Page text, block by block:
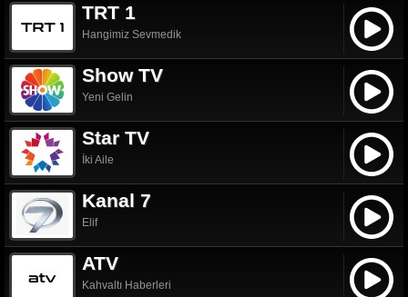
TRT 1
Hangimiz Sevmedik
Show TV
Yeni Gelin
Star TV
İki Aile
Kanal 7
Elif
ATV
Kahvaltı Haberleri